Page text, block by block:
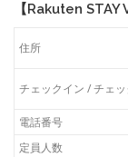
【Rakuten STAY
住所
チェックイン / チェッ
電話番号
定員人数